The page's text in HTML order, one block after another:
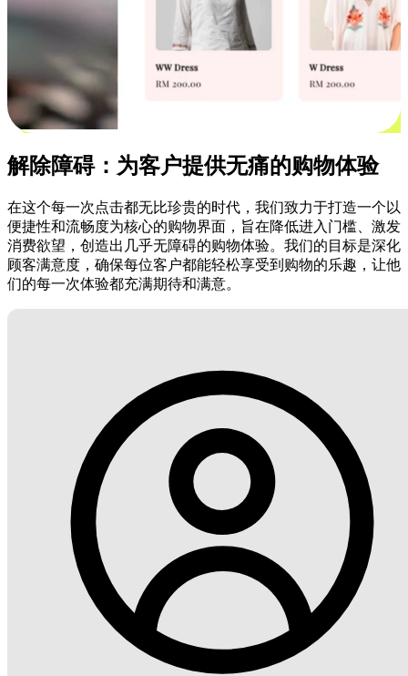
解除障碍：为客户提供无痛的购物体验
在这个每一次点击都无比珍贵的时代，我们致力于打造一个以
便捷性和流畅度为核心的购物界面，旨在降低进入门槛、激发
消费欲望，创造出几乎无障碍的购物体验。我们的目标是深化
顾客满意度，确保每位客户都能轻松享受到购物的乐趣，让他
们的每一次体验都充满期待和满意。